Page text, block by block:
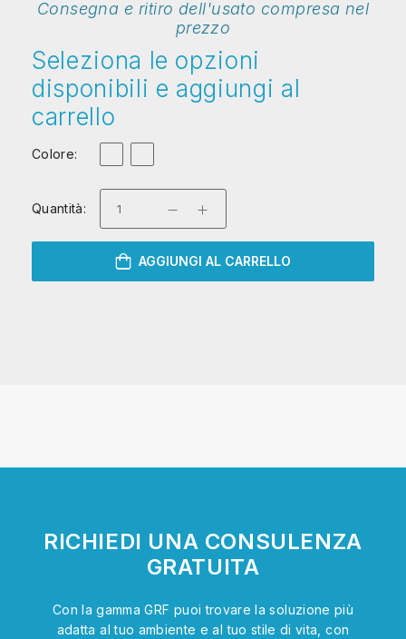
Consegna e ritiro dell'usato compresa nel
prezzo
Seleziona le opzioni
disponibili e aggiungi al
carrello
Colore:
Quantità:
AGGIUNGI AL CARRELLO
RICHIEDI UNA CONSULENZA
GRATUITA
Con la gamma GRF puoi trovare la soluzione più
adatta al tuo ambiente e al tuo stile di vita, con